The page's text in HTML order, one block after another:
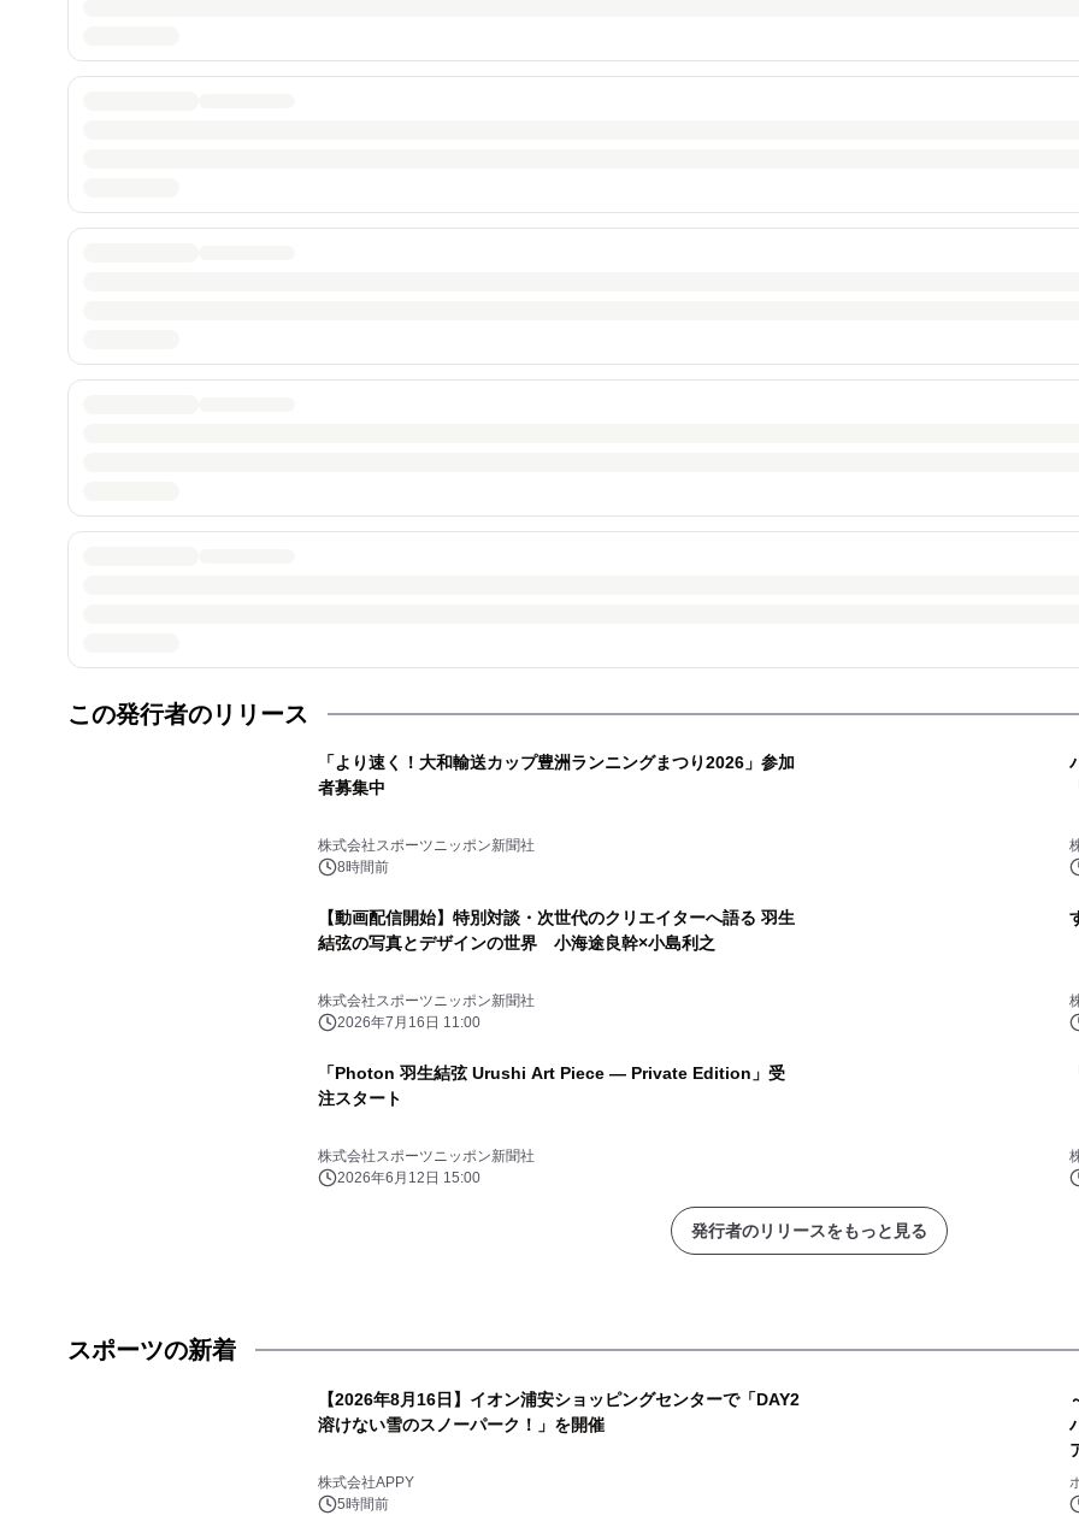
この発行者のリリース
「より速く！大和輸送カップ豊洲ランニングまつり2026」参加
者募集中
株式会社スポーツニッポン新聞社
8時間前
【動画配信開始】特別対談・次世代のクリエイターへ語る 羽生
結弦の写真とデザインの世界 小海途良幹×小島利之
株式会社スポーツニッポン新聞社
2026年7月16日 11:00
「Photon 羽生結弦 Urushi Art Piece ― Private Edition」受
注スタート
株式会社スポーツニッポン新聞社
2026年6月12日 15:00
発行者のリリースをもっと見る
スポーツの新着
【2026年8月16日】イオン浦安ショッピングセンターで「DAY2
溶けない雪のスノーパーク！」を開催
株式会社APPY
5時間前